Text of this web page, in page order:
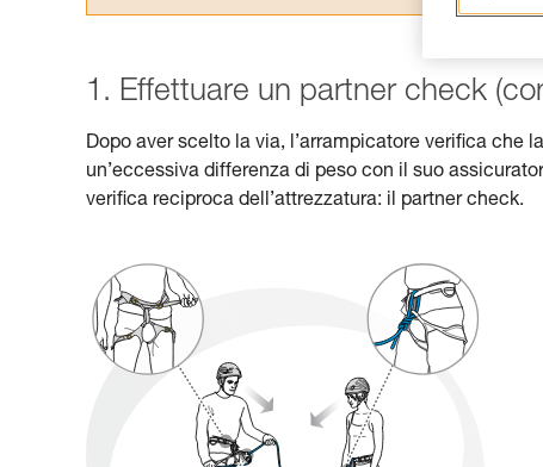
1. Effettuare un partner check
Dopo aver scelto la via, l’arrampicatore verifica che
un’eccessiva differenza di peso con il suo
verifica reciproca dell’attrezzatura: il partner check.